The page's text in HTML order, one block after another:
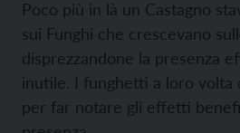
Poco più in là un Castagno
sui Funghi che crescevano
disprezzandone la presenza
inutile. I funghetti a loro volta
per far notare gli effetti